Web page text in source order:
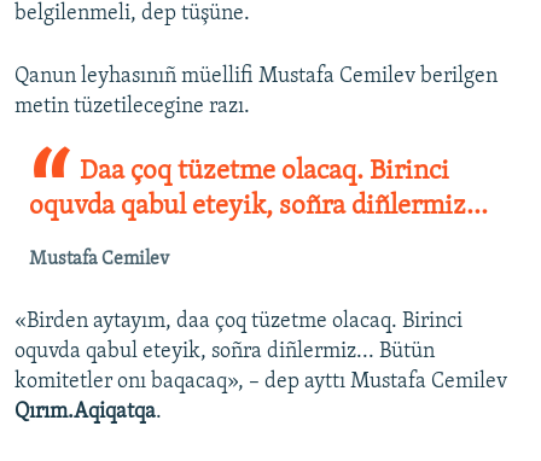
belgilenmeli, dep tüşüne.
Qanun leyhasınıñ müellifi Mustafa Cemilev berilgen
metin tüzetilecegine razı.
Daa çoq tüzetme olacaq. Birinci
oquvda qabul eteyik, soñra diñlermiz...
Mustafa Cemilev
«Birden aytayım, daa çoq tüzetme olacaq. Birinci
oquvda qabul eteyik, soñra diñlermiz... Bütün
komitetler onı baqacaq», – dep ayttı Mustafa Cemilev
Qırım.Aqiqatqa.